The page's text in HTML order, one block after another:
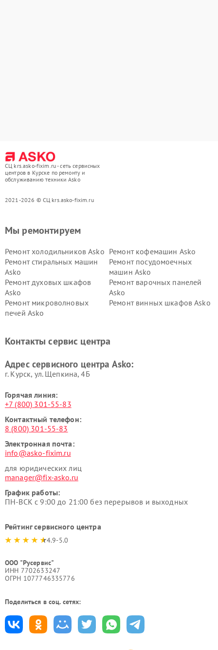
СЦ krs.asko-fixim.ru - сеть сервисных
центров в Курске по ремонту и
обслуживанию техники Asko
2021-2026 © СЦ krs.asko-fixim.ru
Мы ремонтируем
Ремонт холодильников Asko Ремонт кофемашин Asko
Ремонт стиральных машин
Asko
Ремонт посудомоечных
машин Asko
Ремонт духовых шкафов
Asko
Ремонт варочных панелей
Asko
Ремонт микроволновых
печей Asko
Ремонт винных шкафов Asko
Ремонт подогревателей
Ремонт промышленных
Asko
Контакты сервис центра
Адрес сервисного центра Asko:
г. Курск, ул. Щепкина, 4Б
Горячая линия:
+7 (800) 301-55-83
Контактный телефон:
8 (800) 301-55-83
Электронная почта:
info@asko-fixim.ru
для юридических лиц
manager@fix-asko.ru
График работы:
ПН-ВСК с 9:00 до 21:00 без перерывов и выходных
Рейтинг сервисного центра
4.9-5.0
ООО "Русервис"
ИНН 7702633247
ОГРН 1077746335776
Поделиться в соц. сетях: